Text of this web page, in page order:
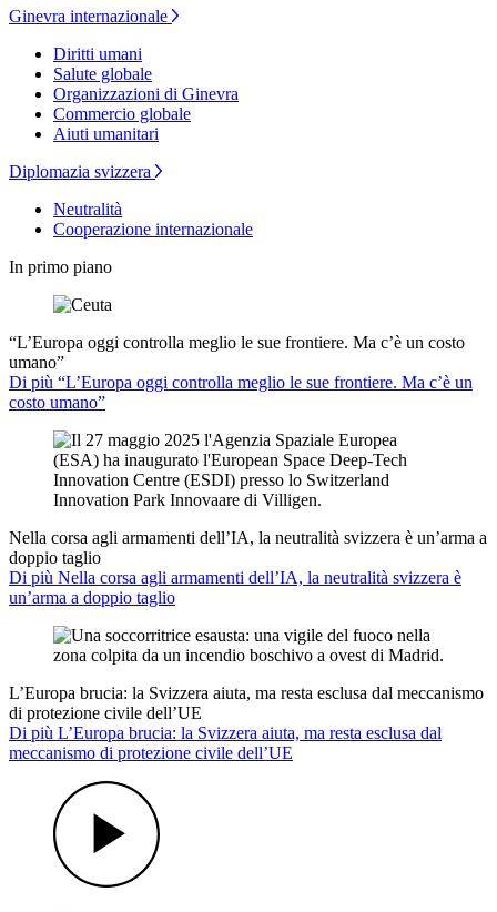
Ginevra internazionale
Diritti umani
Salute globale
Organizzazioni di Ginevra
Commercio globale
Aiuti umanitari
Diplomazia svizzera
Neutralità
Cooperazione internazionale
In primo piano
“L’Europa oggi controlla meglio le sue frontiere. Ma c’è un costo
umano”
Di più “L’Europa oggi controlla meglio le sue frontiere. Ma c’è un
costo umano”
Nella corsa agli armamenti dell’IA, la neutralità svizzera è un’arma a
doppio taglio
Di più Nella corsa agli armamenti dell’IA, la neutralità svizzera è
un’arma a doppio taglio
L’Europa brucia: la Svizzera aiuta, ma resta esclusa dal meccanismo
di protezione civile dell’UE
Di più L’Europa brucia: la Svizzera aiuta, ma resta esclusa dal
meccanismo di protezione civile dell’UE